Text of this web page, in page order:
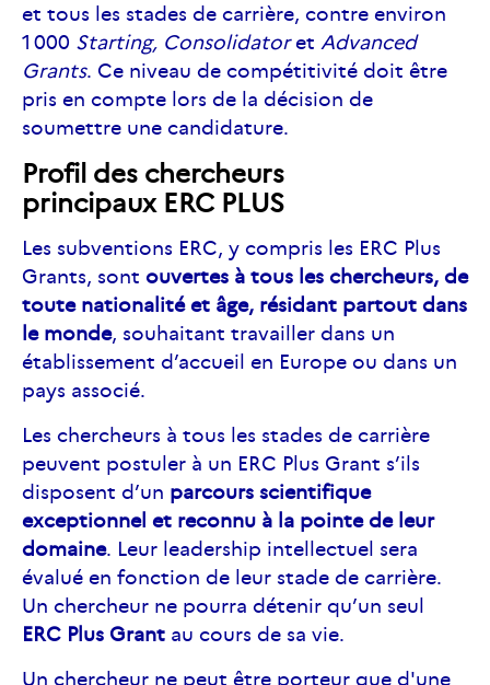
et tous les stades de carrière, contre environ
1 000 Starting, Consolidatoret Advanced
Grants. Ce niveau de compétitivité doit être
pris en compte lors de la décision de
soumettre une candidature.
Profil des chercheurs
principaux ERC PLUS
Les subventions ERC, y compris les ERC Plus
Grants, sont ouvertes à tous les chercheurs, de
toute nationalité et âge, résidant partout dans
le monde, souhaitant travailler dans un
établissement d’accueil en Europe ou dans un
pays associé.
Les chercheurs à tous les stades de carrière
peuvent postuler à un ERC Plus Grant s’ils
disposent d’un parcours scientifique
exceptionnel et reconnu à la pointe de leur
domaine. Leur leadership intellectuel sera
évalué en fonction de leur stade de carrière.
Un chercheur ne pourra détenir qu’un seul
ERC Plus Grant au cours de sa vie.
Un chercheur ne peut être porteur que d'une